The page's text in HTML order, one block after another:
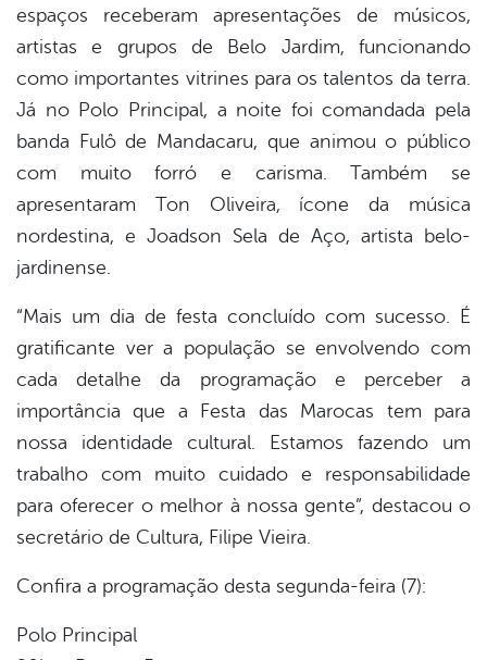
espaços receberam apresentações de músicos,
artistas e grupos de Belo Jardim, funcionando
como importantes vitrines para os talentos da terra.
Já no Polo Principal, a noite foi comandada pela
banda Fulô de Mandacaru, que animou o público
com muito forró e carisma. Também se
apresentaram Ton Oliveira, ícone da música
nordestina, e Joadson Sela de Aço, artista belo-
jardinense.
“Mais um dia de festa concluído com sucesso. É
gratificante ver a população se envolvendo com
cada detalhe da programação e perceber a
importância que a Festa das Marocas tem para
nossa identidade cultural. Estamos fazendo um
trabalho com muito cuidado e responsabilidade
para oferecer o melhor à nossa gente”, destacou o
secretário de Cultura, Filipe Vieira.
Confira a programação desta segunda-feira (7):
Polo Principal